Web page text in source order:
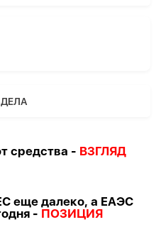
средства - ВЗГЛЯД
еще далеко, а ЕАЭС
- ПОЗИЦИЯ